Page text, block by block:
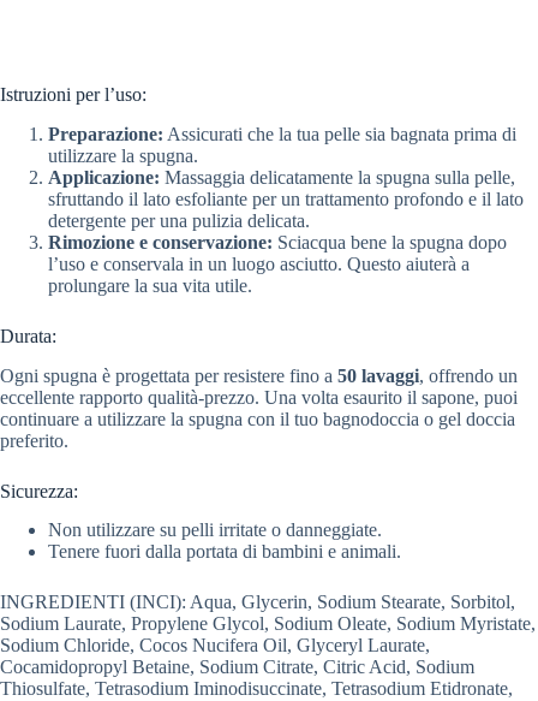
Istruzioni per l’uso:
Preparazione: Assicurati che la tua pelle sia bagnata prima di
utilizzare la spugna.
Applicazione: Massaggia delicatamente la spugna sulla pelle,
sfruttando il lato esfoliante per un trattamento profondo e il lato
detergente per una pulizia delicata.
Rimozione e conservazione: Sciacqua bene la spugna dopo
l’uso e conservala in un luogo asciutto. Questo aiuterà a
prolungare la sua vita utile.
Durata:
Ogni spugna è progettata per resistere fino a 50 lavaggi, offrendo un
eccellente rapporto qualità-prezzo. Una volta esaurito il sapone, puoi
continuare a utilizzare la spugna con il tuo bagnodoccia o gel doccia
preferito.
Sicurezza:
Non utilizzare su pelli irritate o danneggiate.
Tenere fuori dalla portata di bambini e animali.
INGREDIENTI (INCI): Aqua, Glycerin, Sodium Stearate, Sorbitol,
Sodium Laurate, Propylene Glycol, Sodium Oleate, Sodium Myristate,
Sodium Chloride, Cocos Nucifera Oil, Glyceryl Laurate,
Cocamidopropyl Betaine, Sodium Citrate, Citric Acid, Sodium
Thiosulfate, Tetrasodium Iminodisuccinate, Tetrasodium Etidronate,